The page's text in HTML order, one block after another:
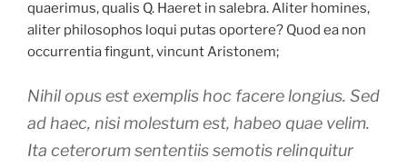
quaerimus, qualis Q. Haeret in salebra. Aliter homines,
aliter philosophos loqui putas oportere? Quod ea non
occurrentia fingunt, vincunt Aristonem;
Nihil opus est exemplis hoc facere longius. Sed
ad haec, nisi molestum est, habeo quae velim.
Ita ceterorum sententiis semotis relinquitur